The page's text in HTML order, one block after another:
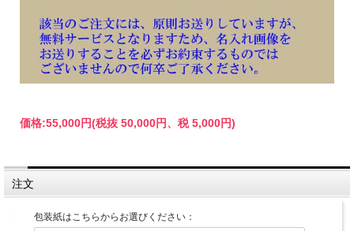
価格:55,000円(税抜 50,000円、税 5,000円)
注文
包装紙はこちらからお選びください：